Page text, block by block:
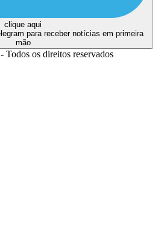
clique aqui
mão
- Todos os direitos reservados